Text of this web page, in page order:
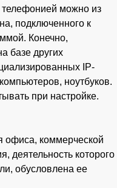
телефонией можно из
подключенного к
Конечно,
базе других
IP-
ноутбуков.
при настройке.
офиса, коммерческой
деятельность которого
обусловлена ее